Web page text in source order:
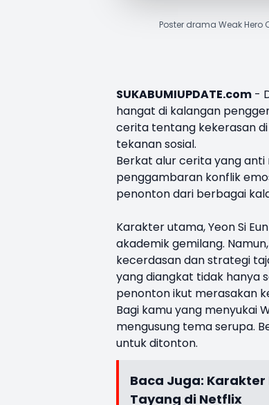
Poster drama Weak Hero
SUKABUMIUPDATE.com -
hangat di kalangan
cerita tentang kekerasan
tekanan sosial.
Berkat alur cerita yang
penggambaran konflik
penonton dari berbagai
Karakter utama, Yeon Si
akademik gemilang.
kecerdasan dan strategi
yang diangkat tidak hanya
penonton ikut merasakan
Bagi kamu yang menyukai
mengusung tema serupa.
untuk ditonton.
Baca Juga: Karakter
Tayang di Netflix